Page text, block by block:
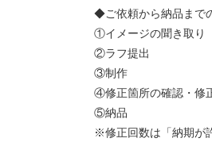
◆ご依頼から納品まで
①イメージの聞き取り
②ラフ提出
③制作
④修正箇所の確認・修
⑤納品
※修正回数は「納期が